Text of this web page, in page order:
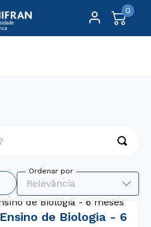
0
Relevância
de Biologia - 6
TERMOS MAIS BUSCADOS
engenharia
2º
medicina